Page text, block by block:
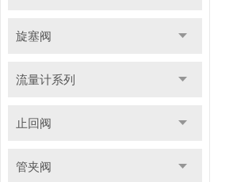
旋塞阀
流量计系列
止回阀
管夹阀